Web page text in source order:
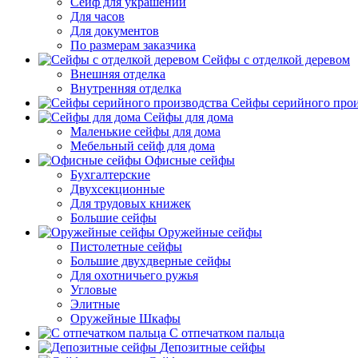
Для часов
Для документов
По размерам заказчика
Сейфы с отделкой деревом
Внешняя отделка
Внутренняя отделка
Сейфы серийного
Сейфы для дома
Маленькие сейфы для дома
Мебельный сейф для дома
Офисные сейфы
Бухгалтерские
Двухсекционные
Для трудовых книжек
Большие сейфы
Оружейные сейфы
Пистолетные сейфы
Большие двухдверные сейфы
Для охотничьего ружья
Угловые
Элитные
Оружейные Шкафы
С отпечатком пальца
Депозитные сейфы